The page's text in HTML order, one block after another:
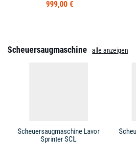
999,00 €
Scheuersaugmaschine alle anzeigen
Scheuersaugmaschine Lavor
Sprinter SCL